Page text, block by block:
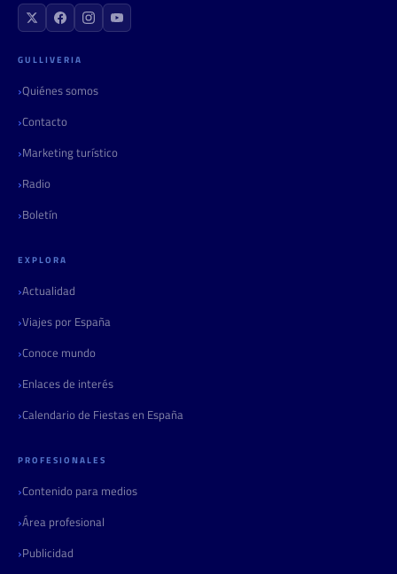
GULLIVERIA
Quiénes somos
Contacto
Marketing turístico
Radio
Boletín
EXPLORA
Actualidad
Viajes por España
Conoce mundo
Enlaces de interés
Calendario de Fiestas en España
PROFESIONALES
Contenido para medios
Área profesional
Publicidad